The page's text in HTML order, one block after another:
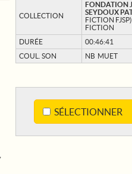
COLLECTION
FONDATION
SEYDOUX
FICTION FJSP)
FICTION
DURÉE
00:46:41
COUL. SON
NB MUET
SÉLECTIONNER